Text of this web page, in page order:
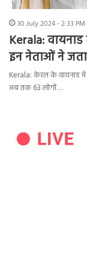
30 July 2024 - 2:33 PM
Kerala:
इन नेताओं ने
Kerala: केरल के वायनाड में
अब तक 63 लोगोंं…